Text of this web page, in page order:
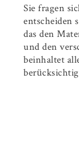
Sie fragen
entscheiden
das den
und den
beinhaltet